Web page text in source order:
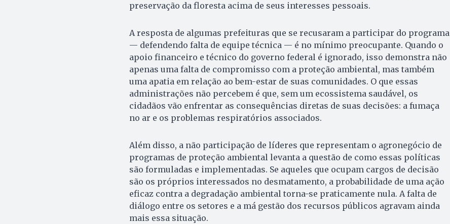
preservação da floresta acima de seus interesses pessoais.
A resposta de algumas prefeituras que se recusaram a participar do programa
— defendendo falta de equipe técnica — é no mínimo preocupante. Quando o
apoio financeiro e técnico do governo federal é ignorado, isso demonstra não
apenas uma falta de compromisso com a proteção ambiental, mas também
uma apatia em relação ao bem-estar de suas comunidades. O que essas
administrações não percebem é que, sem um ecossistema saudável, os
cidadãos vão enfrentar as consequências diretas de suas decisões: a fumaça
no ar e os problemas respiratórios associados.
Além disso, a não participação de líderes que representam o agronegócio de
programas de proteção ambiental levanta a questão de como essas políticas
são formuladas e implementadas. Se aqueles que ocupam cargos de decisão
são os próprios interessados no desmatamento, a probabilidade de uma ação
eficaz contra a degradação ambiental torna-se praticamente nula. A falta de
diálogo entre os setores e a má gestão dos recursos públicos agravam ainda
mais essa situação.